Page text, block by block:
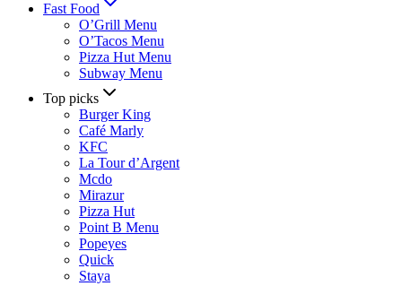
Fast Food
O’Grill Menu
O’Tacos Menu
Pizza Hut Menu
Subway Menu
Top picks
Burger King
Café Marly
KFC
La Tour d’Argent
Mcdo
Mirazur
Pizza Hut
Point B Menu
Popeyes
Quick
Staya